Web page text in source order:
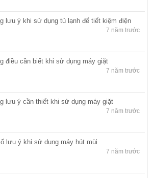
lưu ý khi sử dụng tủ lạnh để tiết kiệm điện
7 năm trước
điều cần biết khi sử dụng máy giặt
7 năm trước
lưu ý cần thiết khi sử dụng máy giặt
7 năm trước
lưu ý khi sử dụng máy hút mùi
7 năm trước